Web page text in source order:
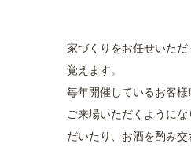
家づくりをお任せいた
覚えます。
毎年開催しているお客
ご来場いただくように
だいたり、お酒を酌み